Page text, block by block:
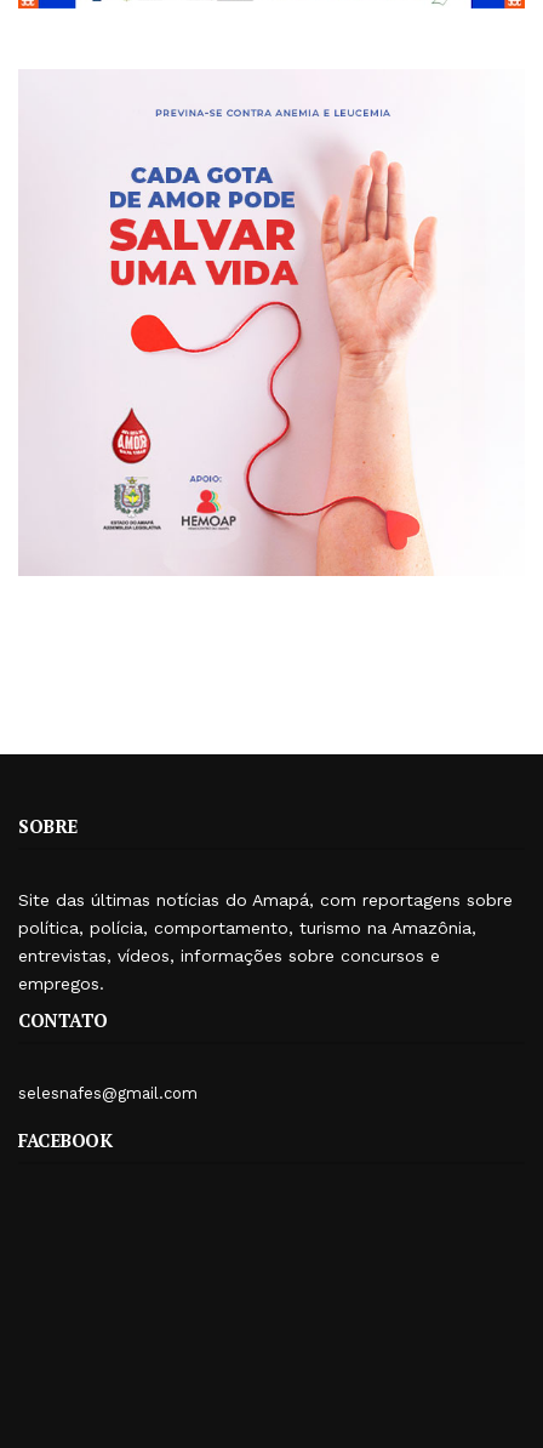
SOBRE
Site das últimas notícias do Amapá, com reportagens sobre
política, polícia, comportamento, turismo na Amazônia,
entrevistas, vídeos, informações sobre concursos e
empregos.
CONTATO
selesnafes@gmail.com
FACEBOOK